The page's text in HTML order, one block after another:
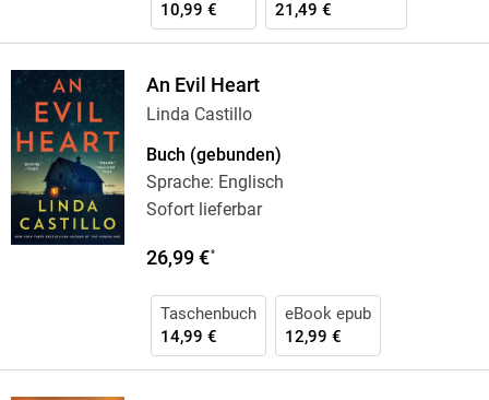
10,99 € 21,49 €
An Evil Heart
Linda Castillo
Buch (gebunden)
Sprache: Englisch
Sofort lieferbar
26,99 €*
Taschenbuch
14,99 €
eBook epub
12,99 €